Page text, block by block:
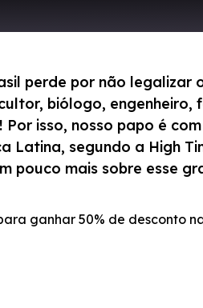
perde por não legalizar
biólogo,
isso, nosso papo é
Latina, segundo a High
pouco mais sobre esse
ganhar 50% de desconto